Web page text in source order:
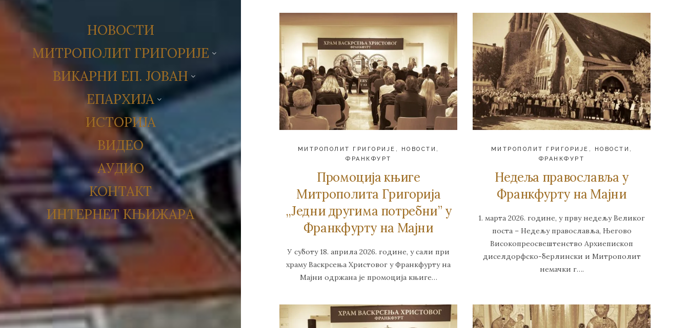
НОВОСТИ
МИТРОПОЛИТ ГРИГОРИЈЕ
ВИКАРНИ ЕП. ЈОВАН
ЕПАРХИЈА
ИСТОРИЈА
ВИДЕО
АУДИО
КОНТАКТ
ИНТЕРНЕТ КЊИЖАРА
МИТРОПОЛИТ ГРИГОРИЈЕ , НОВОСТИ ,
ФРАНКФУРТ
Промоција књиге
Митрополита Григорија
,,Једни другима потребни” у
Франкфурту на Мајни
У суботу 18. априла 2026. године, у сали при
храму Васкрсења Христовог у Франкфурту на
Мајни одржана је промоција књиге…
МИТРОПОЛИТ ГРИГОРИЈЕ , НОВОСТИ ,
ФРАНКФУРТ
Недеља православља у
Франкфурту на Мајни
1. марта 2026. године, у прву недељу Великог
поста – Недељу православља, Његово
Високопреосвештенство Архиепископ
диселдорфско-берлински и Митрополит
немачки г….